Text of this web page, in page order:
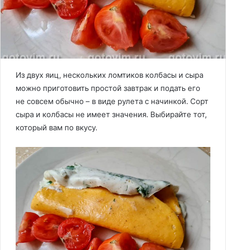
Из двух яиц, нескольких ломтиков колбасы и сыра
можно приготовить простой завтрак и подать его
не совсем обычно – в виде рулета с начинкой. Сорт
сыра и колбасы не имеет значения. Выбирайте тот,
который вам по вкусу.